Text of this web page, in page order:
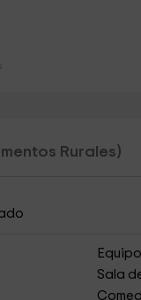
Rurales)
Sala